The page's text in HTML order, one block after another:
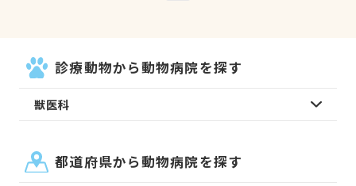
診療動物から動物病院を探す
獣医科
都道府県から動物病院を探す